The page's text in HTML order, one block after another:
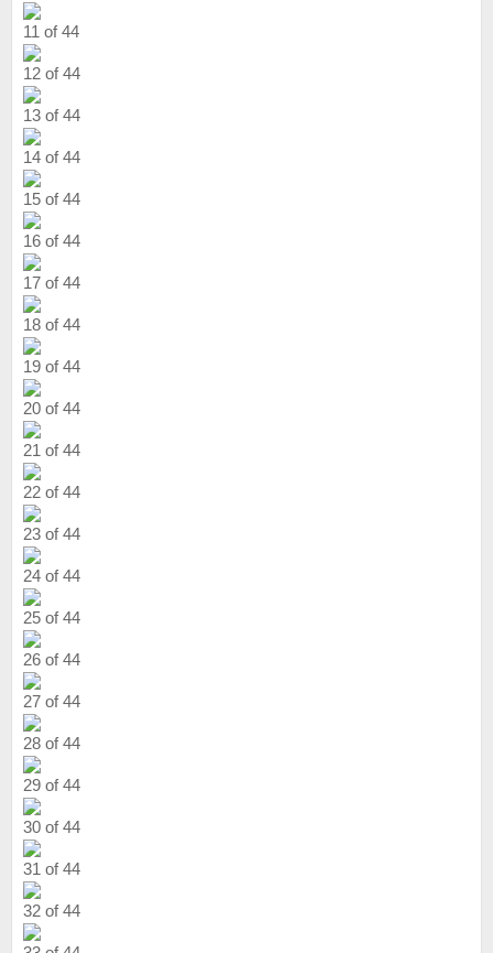
11 of 44
12 of 44
13 of 44
14 of 44
15 of 44
16 of 44
17 of 44
18 of 44
19 of 44
20 of 44
21 of 44
22 of 44
23 of 44
24 of 44
25 of 44
26 of 44
27 of 44
28 of 44
29 of 44
30 of 44
31 of 44
32 of 44